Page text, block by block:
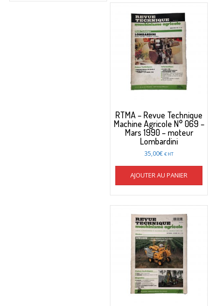
RTMA – Revue Technique
Machine Agricole N° 069 –
Mars 1990 – moteur
Lombardini
35,00€ € HT
AJOUTER AU PANIER